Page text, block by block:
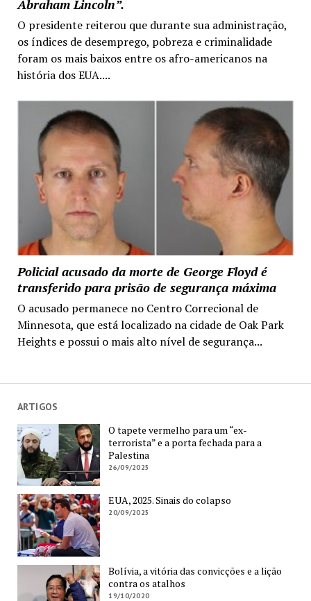
Abraham Lincoln”.
O presidente reiterou que durante sua administração,
os índices de desemprego, pobreza e criminalidade
foram os mais baixos entre os afro-americanos na
história dos EUA....
Policial acusado da morte de George Floyd é
transferido para prisão de segurança máxima
O acusado permanece no Centro Correcional de
Minnesota, que está localizado na cidade de Oak Park
Heights e possui o mais alto nível de segurança...
ARTIGOS
O tapete vermelho para um “ex-
terrorista” e a porta fechada para a
Palestina
26/09/2025
EUA, 2025. Sinais do colapso
20/09/2025
Bolívia, a vitória das convicções e a lição
contra os atalhos
19/10/2020